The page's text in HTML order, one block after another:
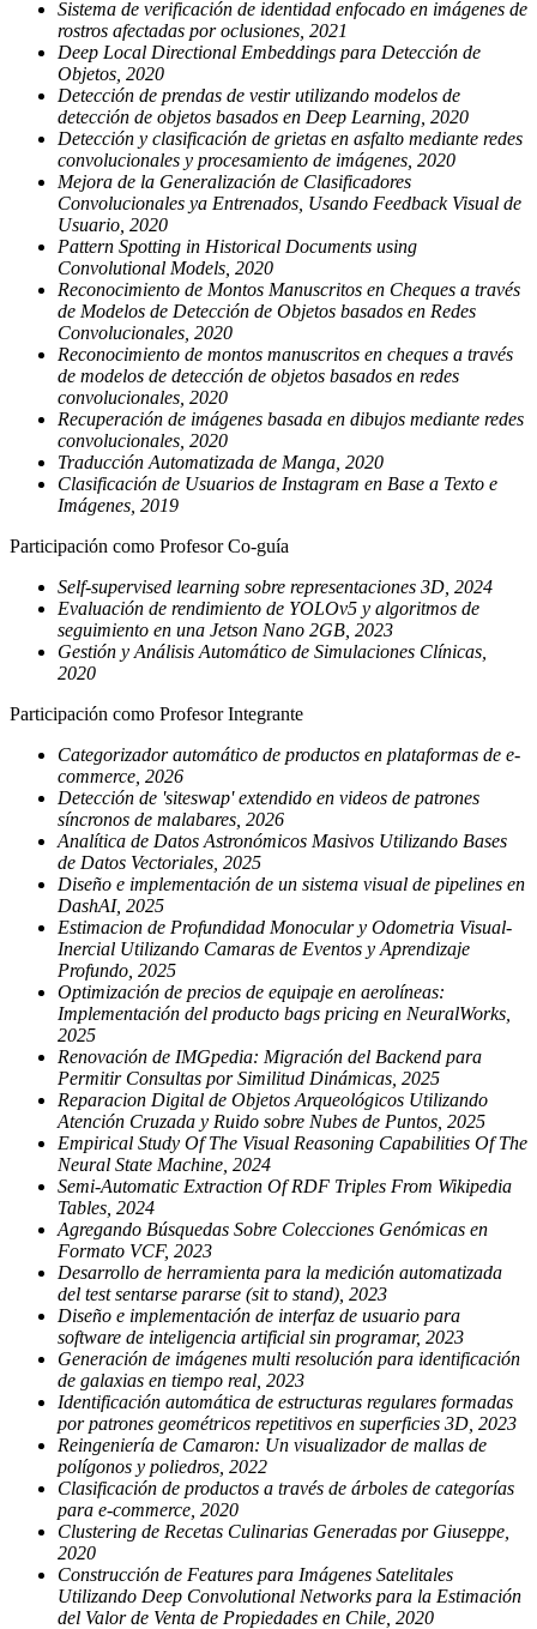
Sistema de verificación de identidad enfocado en imágenes de
rostros afectadas por oclusiones, 2021
Deep Local Directional Embeddings para Detección de
Objetos, 2020
Detección de prendas de vestir utilizando modelos de
detección de objetos basados en Deep Learning, 2020
Detección y clasificación de grietas en asfalto mediante redes
convolucionales y procesamiento de imágenes, 2020
Mejora de la Generalización de Clasificadores
Convolucionales ya Entrenados, Usando Feedback Visual de
Usuario, 2020
Pattern Spotting in Historical Documents using
Convolutional Models, 2020
Reconocimiento de Montos Manuscritos en Cheques a través
de Modelos de Detección de Objetos basados en Redes
Convolucionales, 2020
Reconocimiento de montos manuscritos en cheques a través
de modelos de detección de objetos basados en redes
convolucionales, 2020
Recuperación de imágenes basada en dibujos mediante redes
convolucionales, 2020
Traducción Automatizada de Manga, 2020
Clasificación de Usuarios de Instagram en Base a Texto e
Imágenes, 2019
Participación como Profesor Co-guía
Self-supervised learning sobre representaciones 3D, 2024
Evaluación de rendimiento de YOLOv5 y algoritmos de
seguimiento en una Jetson Nano 2GB, 2023
Gestión y Análisis Automático de Simulaciones Clínicas,
2020
Participación como Profesor Integrante
Categorizador automático de productos en plataformas de e-
commerce, 2026
Detección de 'siteswap' extendido en videos de patrones
síncronos de malabares, 2026
Analítica de Datos Astronómicos Masivos Utilizando Bases
de Datos Vectoriales, 2025
Diseño e implementación de un sistema visual de pipelines en
DashAI, 2025
Estimacion de Profundidad Monocular y Odometria Visual-
Inercial Utilizando Camaras de Eventos y Aprendizaje
Profundo, 2025
Optimización de precios de equipaje en aerolíneas:
Implementación del producto bags pricing en NeuralWorks,
2025
Renovación de IMGpedia: Migración del Backend para
Permitir Consultas por Similitud Dinámicas, 2025
Reparacion Digital de Objetos Arqueológicos Utilizando
Atención Cruzada y Ruido sobre Nubes de Puntos, 2025
Empirical Study Of The Visual Reasoning Capabilities Of The
Neural State Machine, 2024
Semi-Automatic Extraction Of RDF Triples From Wikipedia
Tables, 2024
Agregando Búsquedas Sobre Colecciones Genómicas en
Formato VCF, 2023
Desarrollo de herramienta para la medición automatizada
del test sentarse pararse (sit to stand), 2023
Diseño e implementación de interfaz de usuario para
software de inteligencia artificial sin programar, 2023
Generación de imágenes multi resolución para identificación
de galaxias en tiempo real, 2023
Identificación automática de estructuras regulares formadas
por patrones geométricos repetitivos en superficies 3D, 2023
Reingeniería de Camaron: Un visualizador de mallas de
polígonos y poliedros, 2022
Clasificación de productos a través de árboles de categorías
para e-commerce, 2020
Clustering de Recetas Culinarias Generadas por Giuseppe,
2020
Construcción de Features para Imágenes Satelitales
Utilizando Deep Convolutional Networks para la Estimación
del Valor de Venta de Propiedades en Chile, 2020